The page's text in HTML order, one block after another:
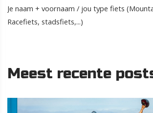
Je naam + voornaam / jou type fiets
Racefiets, stadsfiets,...)
Meest recente